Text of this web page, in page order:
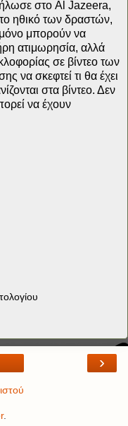
στο Al Jazeera,
ηθικό των δραστών,
μπορούν να
ατιμωρησία, αλλά
σε βίντεο των
να σκεφτεί τι θα έχει
στα βίντεο. Δεν
να έχουν
›
.